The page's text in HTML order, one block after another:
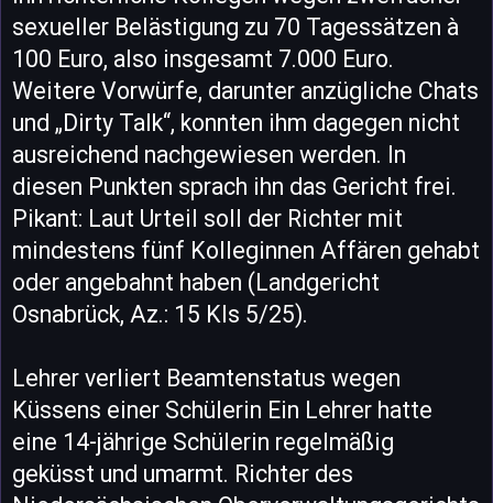
sexueller Belästigung zu 70 Tagessätzen à
100 Euro, also insgesamt 7.000 Euro.
Weitere Vorwürfe, darunter anzügliche Chats
und „Dirty Talk“, konnten ihm dagegen nicht
ausreichend nachgewiesen werden. In
diesen Punkten sprach ihn das Gericht frei.
Pikant: Laut Urteil soll der Richter mit
mindestens fünf Kolleginnen Affären gehabt
oder angebahnt haben (Landgericht
Osnabrück, Az.: 15 Kls 5/25).
Lehrer verliert Beamtenstatus wegen
Küssens einer Schülerin Ein Lehrer hatte
eine 14-jährige Schülerin regelmäßig
geküsst und umarmt. Richter des